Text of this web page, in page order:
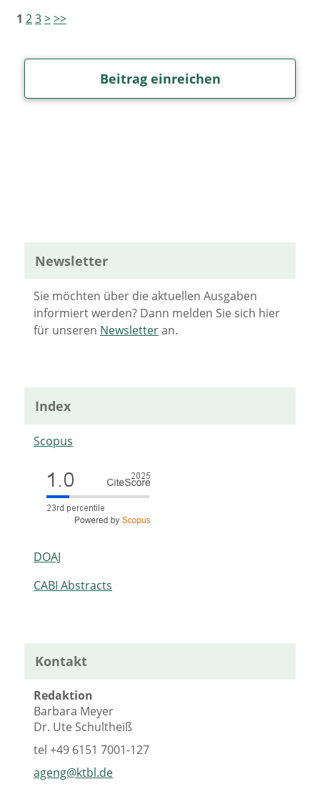
1 23>>>
Beitrag einreichen
Newsletter
Sie möchten über die aktuellen Ausgaben
informiert werden? Dann melden Sie sich hier
für unseren Newsletteran.
Index
Scopus
DOAJ
CABI Abstracts
Kontakt
Redaktion
Barbara Meyer
Dr. Ute Schultheiß
tel+49 6151 7001-127
ageng@ktbl.de